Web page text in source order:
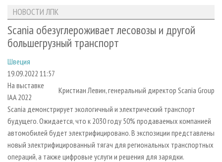
ЛЕСОЗАГОТОВКА
ЛЕСОПИЛЕНИЕ
СУШКА ДРЕВЕСИНЫ
ПРОИЗВОДСТВО ДРЕВЕСНЫХ ПЛИТ
ДЕРЕВЯННОЕ ДОМОСТРОЕНИЕ
ПРОИЗВОДСТВО МЕБЕЛИ
БИОЭНЕРГЕТИКА
ЦБП
НОВОСТИ ЛПК
НОВОСТИ ЖУРНАЛА
ПРОЕКТЫ ЛПИ
АНАЛИТИКА
ПРЕДПРИЯТИЯ ЛПК
ПЕРСОНЫ
МОБИЛЬНЫЕ ВЫСТАВКИ
ПРИОРИТЕТНЫЕ ИНВЕСТПРОЕКТЫ
RUSSIAN FORESTRY REVIEW
ГАЗЕТА ЛЕСПРОМФОРУМ
АРХИВ
АРХИВ ЖУРНАЛОВ
О ЖУРНАЛЕ
КОНТАКТЫ
РЕКЛАМОДАТЕЛЯМ
РЕКЛАМА
РЕКЛАМА НА САЙТЕ
НОВОСТИ ЛПК
Scania обезуглероживает лесовозы и другой
большегрузный транспорт
Швеция
19.09.2022 11:57
Кристиан Левин, генеральный директор Scania Group
На выставке
IAA 2022
Scania демонстрирует экологичный и электрический транспорт
будущего. Ожидается, что к 2030 году 50% продаваемых компанией
автомобилей будет электрифицировано. В экспозиции представлены
новый электрифицированный тягач для региональных транспортных
операций, а также цифровые услуги и решения для зарядки.